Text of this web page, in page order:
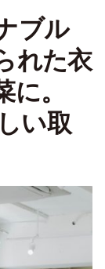
ブル
れた衣
。
い取